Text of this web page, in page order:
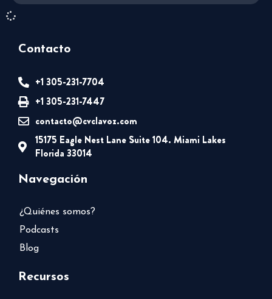
Contacto
+1 305-231-7704
+1 305-231-7447
contacto@cvclavoz.com
15175 Eagle Nest Lane Suite 104. Miami Lakes
Florida 33014
Navegación
¿Quiénes somos?
Podcasts
Blog
Recursos